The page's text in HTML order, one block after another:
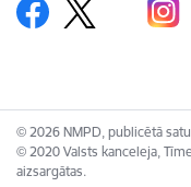
© 2026 NMPD, publicētā
© 2020 Valsts kanceleja,
aizsargātas.